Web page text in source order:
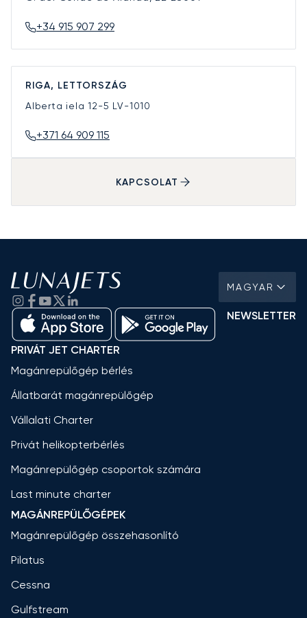
+34 915 907 299
RIGA, LETTORSZÁG
Alberta iela 12-5 LV-1010
+371 64 909 115
KAPCSOLAT
MAGYAR
NEWSLETTER
PRIVÁT JET CHARTER
Magánrepülőgép bérlés
Állatbarát magánrepülőgép
Vállalati Charter
Privát helikopterbérlés
Magánrepülőgép csoportok számára
Last minute charter
MAGÁNREPÜLŐGÉPEK
Magánrepülőgép összehasonlító
Pilatus
Cessna
Gulfstream